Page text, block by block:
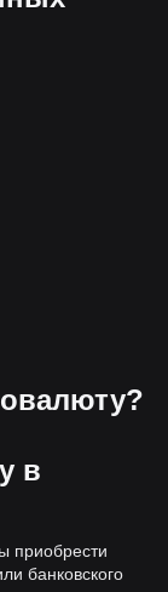
в
приобрести
банковского